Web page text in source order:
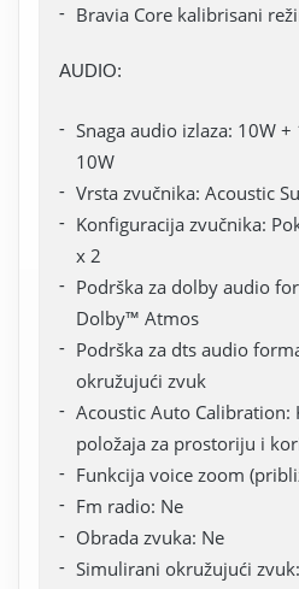
Bravia Core kalibrisani
AUDIO:
Snaga audio izlaza: 10W
10W
Vrsta zvučnika: Acoustic
Konfiguracija zvučnika:
x 2
Podrška za dolby audio
Dolby™ Atmos
Podrška za dts audio
okružujući zvuk
Acoustic Auto Calibration:
položaja za prostoriju i
Funkcija voice zoom
Fm radio: Ne
Obrada zvuka: Ne
Simulirani okružujući